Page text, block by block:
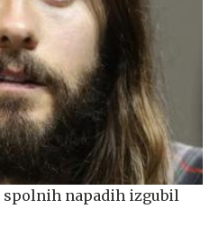
spolnih napadih izgubil